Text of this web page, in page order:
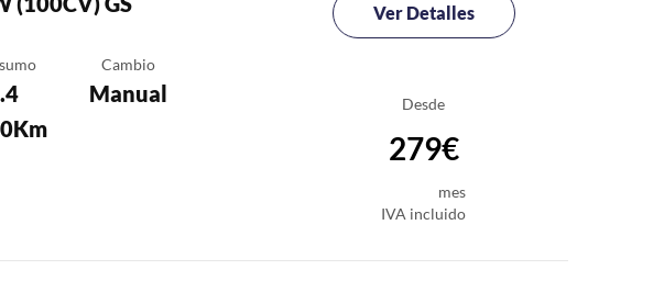
Cambio
Manual
Ver Detalles
Desde
279€
mes
IVA incluido